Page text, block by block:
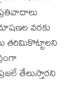
వరకు
తరిమికొట్టాలని
తేలుస్తారని